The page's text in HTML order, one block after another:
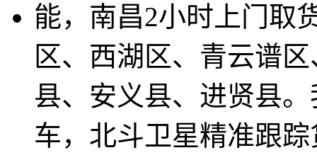
能，南昌2小时上门取
区、西湖区、青云谱
县、安义县、进贤县
车，北斗卫星精准跟